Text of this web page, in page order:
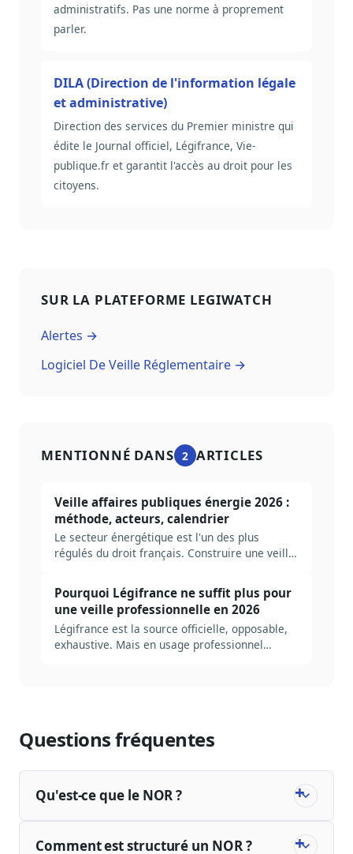
administratifs. Pas une norme à proprement
parler.
DILA (Direction de l'information légale
et administrative)
Direction des services du Premier ministre qui
édite le Journal officiel, Légifrance, Vie-
publique.fr et garantit l'accès au droit pour les
citoyens.
SUR LA PLATEFORME LEGIWATCH
Alertes →
Logiciel De Veille Réglementaire →
MENTIONNÉ DANS 2 ARTICLES
Veille affaires publiques énergie 2026 :
méthode, acteurs, calendrier
Le secteur énergétique est l'un des plus
régulés du droit français. Construire une veille
dossiers, les bonnes autorités, les bons
signaux. Méthode complète, ancrée dans le
cycle PPE / loi de programmation énergie-
climat / ARENH.
Pourquoi Légifrance ne suffit plus pour
une veille professionnelle en 2026
Légifrance est la source officielle, opposable,
exhaustive. Mais en usage professionnel
Questions fréquentes
Qu'est-ce que le NOR ?
Comment est structuré un NOR ?